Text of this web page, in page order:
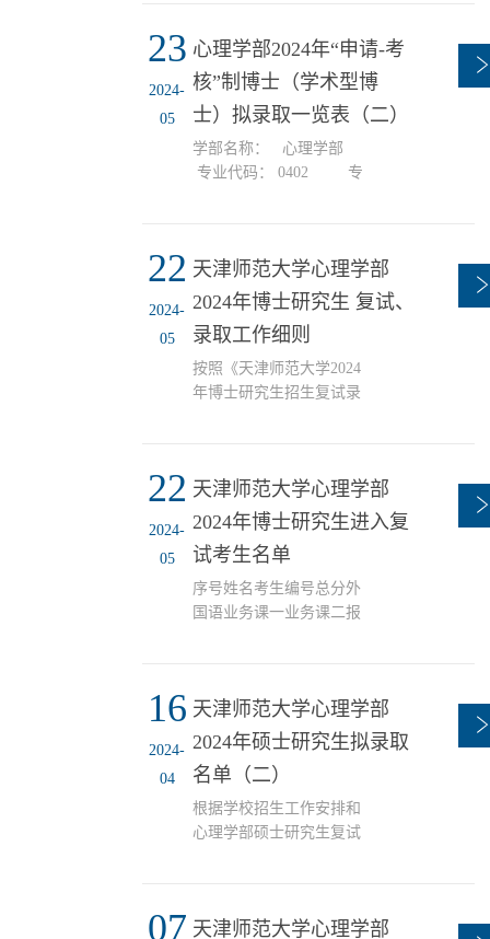
洁100654104341031杨海波
21580.8375.33定向7田茵
100654104341008王敬欣
2037570.6定向提质计划8
王婷10065410...
23
2024-
05
心理学部2024年“申请-考
核”制博士（学术型博
士）拟录取一览表（二）
学部名称： 心理学部
专业代码： 0402 专
（定向\非定向）备注1袁
一丹1006599547研究生杨
22
2024-
05
天津师范大学心理学部
2024年博士研究生 复试、
录取工作细则
按照《天津师范大学2024
年博士研究生招生复试录
定《天津师范大学心理学
部2024年博士学位研究生
一、指导思想以提高人才
质量为核心，进一步提高
人才选拔的科学性，促进
化制度监督和约束，严格
责任追究；进一步推进招
生信息公开，确保博士研
究生复试录取工作科学
规...
22
2024-
05
天津师范大学心理学部
2024年博士研究生进入复
试考生名单
序号姓名考生编号总分外
国语业务课一业务课二报
专项2孟祥丽
100654104340831225757575
专项3李丹丹
100654104340901213707469
应用心理学高校思政骨干
政骨干专项5冀彦霞
16
2024-
04
天津师范大学心理学部
2024年硕士研究生拟录取
名单（二）
根据学校招生工作安排和
心理学部硕士研究生复试
进行统一公示，公示期10
07 天津师范大学心理学部